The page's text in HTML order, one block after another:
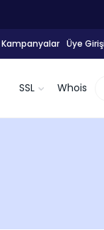
Kampanyalar Üye
SSL Whois